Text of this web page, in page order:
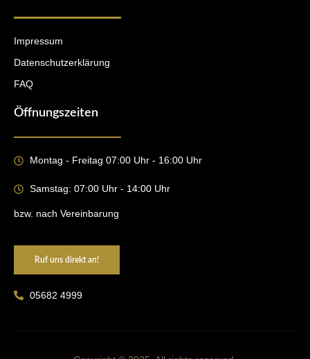
Impressum
Datenschutzerklärung
FAQ
Öffnungszeiten
Montag - Freitag 07:00 Uhr - 16:00 Uhr
Samstag: 07:00 Uhr - 14:00 Uhr
bzw. nach Vereinbarung
Ruf uns direkt an!
05682 4999